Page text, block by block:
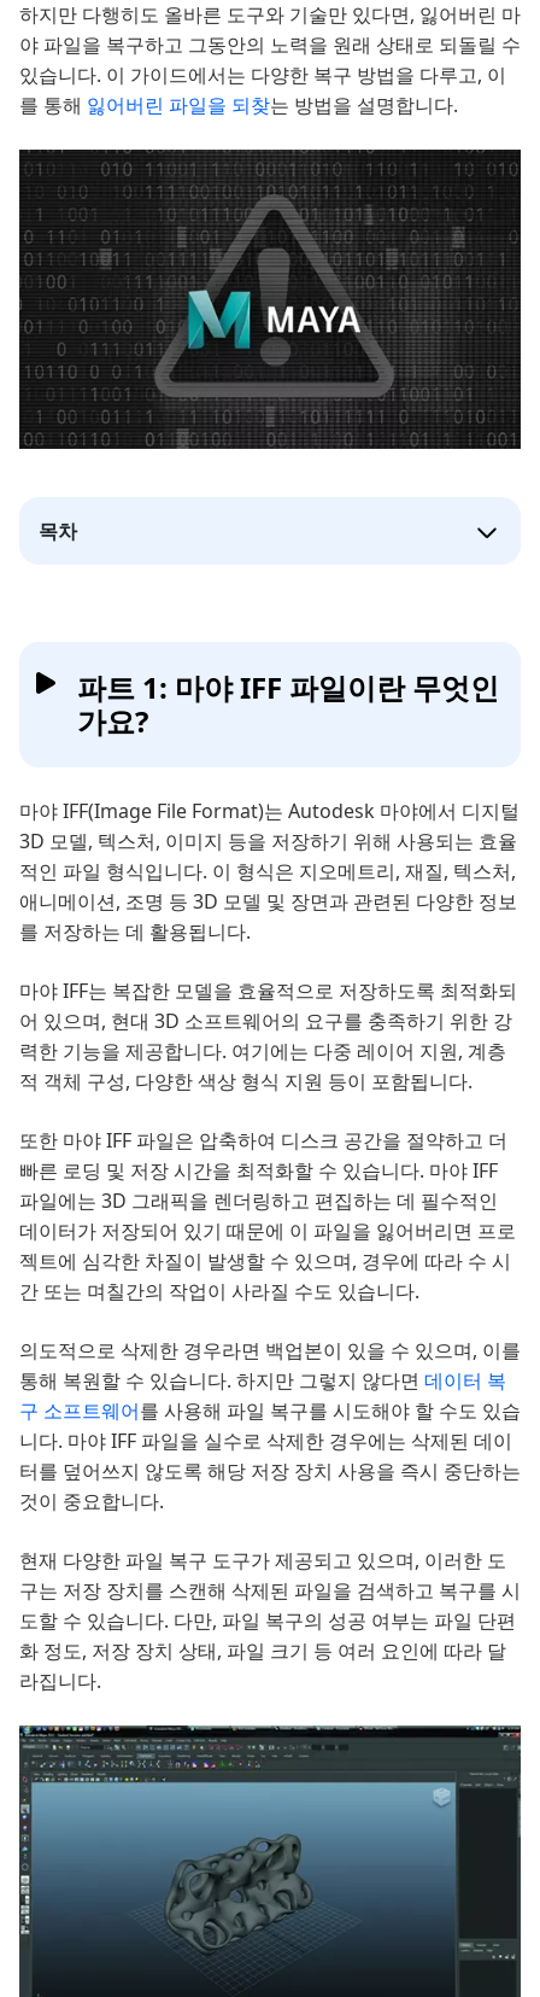
하지만 다행히도 올바른 도구와 기술만 있다면, 잃어버린 마
야 파일을 복구하고 그동안의 노력을 원래 상태로 되돌릴 수
있습니다. 이 가이드에서는 다양한 복구 방법을 다루고, 이
를 통해 잃어버린 파일을 되찾는 방법을 설명합니다.
목차
파트 1: 마야 IFF 파일이란 무엇인
가요?
마야 IFF(Image File Format)는 Autodesk 마야에서 디지털
3D 모델, 텍스처, 이미지 등을 저장하기 위해 사용되는 효율
적인 파일 형식입니다. 이 형식은 지오메트리, 재질, 텍스처,
애니메이션, 조명 등 3D 모델 및 장면과 관련된 다양한 정보
를 저장하는 데 활용됩니다.
마야 IFF는 복잡한 모델을 효율적으로 저장하도록 최적화되
어 있으며, 현대 3D 소프트웨어의 요구를 충족하기 위한 강
력한 기능을 제공합니다. 여기에는 다중 레이어 지원, 계층
적 객체 구성, 다양한 색상 형식 지원 등이 포함됩니다.
또한 마야 IFF 파일은 압축하여 디스크 공간을 절약하고 더
빠른 로딩 및 저장 시간을 최적화할 수 있습니다. 마야 IFF
파일에는 3D 그래픽을 렌더링하고 편집하는 데 필수적인
데이터가 저장되어 있기 때문에 이 파일을 잃어버리면 프로
젝트에 심각한 차질이 발생할 수 있으며, 경우에 따라 수 시
간 또는 며칠간의 작업이 사라질 수도 있습니다.
의도적으로 삭제한 경우라면 백업본이 있을 수 있으며, 이를
통해 복원할 수 있습니다. 하지만 그렇지 않다면 데이터 복
구 소프트웨어를 사용해 파일 복구를 시도해야 할 수도 있습
니다. 마야 IFF 파일을 실수로 삭제한 경우에는 삭제된 데이
터를 덮어쓰지 않도록 해당 저장 장치 사용을 즉시 중단하는
것이 중요합니다.
현재 다양한 파일 복구 도구가 제공되고 있으며, 이러한 도
구는 저장 장치를 스캔해 삭제된 파일을 검색하고 복구를 시
도할 수 있습니다. 다만, 파일 복구의 성공 여부는 파일 단편
화 정도, 저장 장치 상태, 파일 크기 등 여러 요인에 따라 달
라집니다.